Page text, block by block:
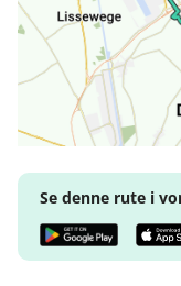
Se denne rute i